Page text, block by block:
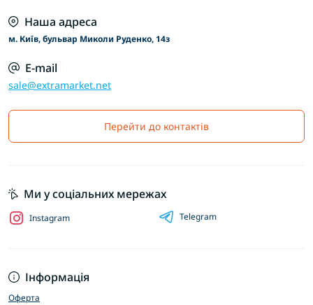
Наша адреса
м. Київ, бульвар Миколи Руденко, 14з
E-mail
sale@extramarket.net
Перейти до контактів
Інформація
Оферта
Ми у соціальних мережах
Instagram Telegram